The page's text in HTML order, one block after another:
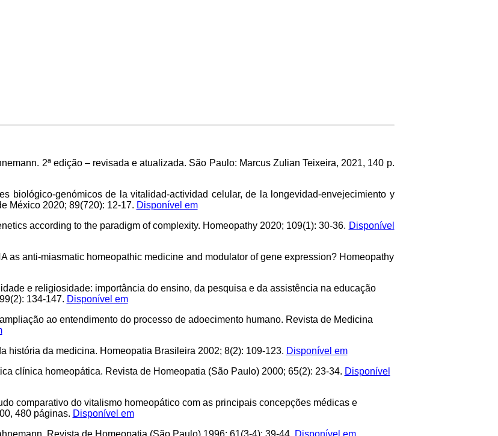
2ª edição – revisada e atualizada. São Paulo: Marcus Zulian Teixeira, 2021, 140 p.
biológico-genómicos de la vitalidad-actividad celular, de la longevidad-envejecimiento y
México 2020; 89(720): 12-17. Disponível em
according to the paradigm of complexity. Homeopathy 2020; 109(1): 30-36. Disponível
as anti-miasmatic homeopathic medicine and modulator of gene expression? Homeopathy
e religiosidade: importância do ensino, da pesquisa e da assistência na educação
134-147. Disponível em
ao entendimento do processo de adoecimento humano. Revista de Medicina
história da medicina. Homeopatia Brasileira 2002; 8(2): 109-123. Disponível em
clínica homeopática. Revista de Homeopatia (São Paulo) 2000; 65(2): 23-34. Disponível
comparativo do vitalismo homeopático com as principais concepções médicas e
480 páginas. Disponível em
Revista de Homeopatia (São Paulo) 1996; 61(3-4): 39-44. Disponível em